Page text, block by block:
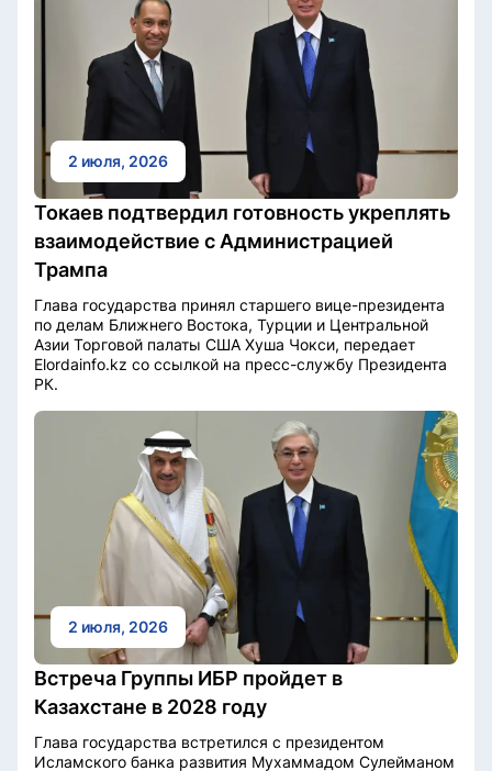
2 июля, 2026
Токаев подтвердил готовность укреплять
взаимодействие с Администрацией
Трампа
Глава государства принял старшего вице-президента
по делам Ближнего Востока, Турции и Центральной
Азии Торговой палаты США Хуша Чокси, передает
Elordainfo.kz со ссылкой на пресс-службу Президента
РК.
2 июля, 2026
Встреча Группы ИБР пройдет в
Казахстане в 2028 году
Глава государства встретился с президентом
Исламского банка развития Мухаммадом Сулейманом